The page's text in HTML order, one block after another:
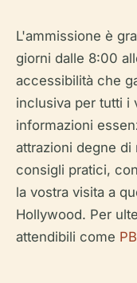
L'ammissione è
giorni dalle 8:00
accessibilità che
inclusiva per tutti i
informazioni
attrazioni degne
consigli pratici,
la vostra visita a
Hollywood. Per
attendibili come